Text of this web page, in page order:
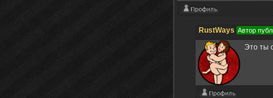
RustWays Автор
Это ты